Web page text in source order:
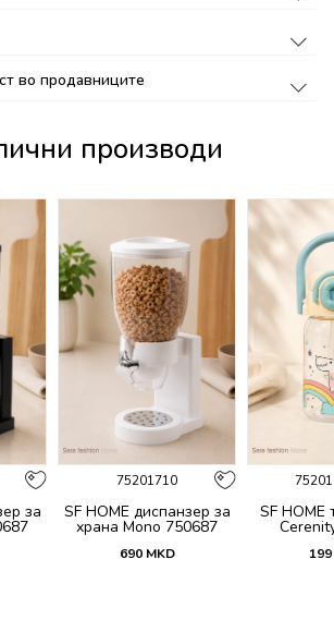
во продавниците
производи
за
75201710
SF HOME диспанзер за
храна Mono 750687
690 MKD
SF HOME
199